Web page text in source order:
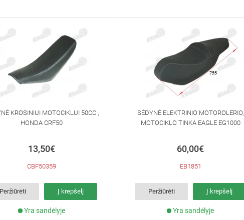
KROSINIUI MOTOCIKLUI 50CC ,
HONDA CRF50
13,50€
CBF50359
Peržiūrėti Į krepšelį
Yra sandėlyje
SĖDYNĖ ELEKTRINIO MOTOROLERIO,
MOTOCIKLO TINKA EAGLE EG1000
60,00€
EB1851
Peržiūrėti Į krepšelį
Yra sandėlyje